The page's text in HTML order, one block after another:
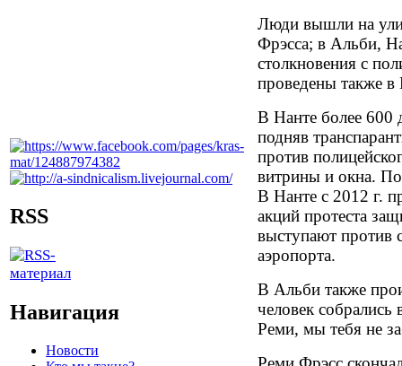
RSS
Навигация
Новости
Люди вышли на
Фрэсса; в Альби,
столкновения с
проведены также
В Нанте более 600
подняв
против
витрины и окна.
В Нанте с 2012 г.
акций протеста
выступают против
аэропорта.
В Альби также
человек
Реми, мы тебя не